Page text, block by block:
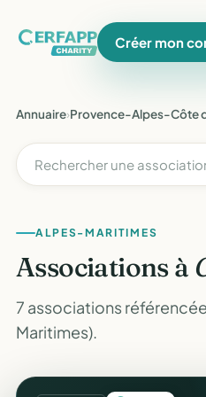
Créer mon
Annuaire›Provence-Alpes-Côte
ALPES-MARITIMES
Associations à
7 associations
Maritimes).